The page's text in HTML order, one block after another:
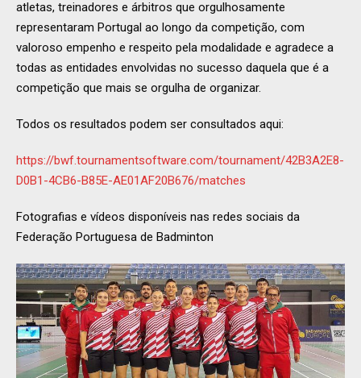
atletas, treinadores e árbitros que orgulhosamente
representaram Portugal ao longo da competição, com
valoroso empenho e respeito pela modalidade e agradece a
todas as entidades envolvidas no sucesso daquela que é a
competição que mais se orgulha de organizar.
Todos os resultados podem ser consultados aqui:
https://bwf.tournamentsoftware.com/tournament/42B3A2E8-
D0B1-4CB6-B85E-AE01AF20B676/matches
Fotografias e vídeos disponíveis nas redes sociais da
Federação Portuguesa de Badminton